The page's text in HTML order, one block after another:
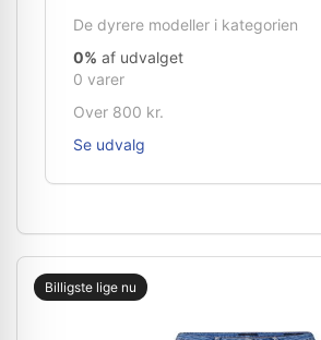
De dyrere modeller i kategorien
0% af udvalget
0 varer
Over 800 kr.
Se udvalg
Billigste lige nu